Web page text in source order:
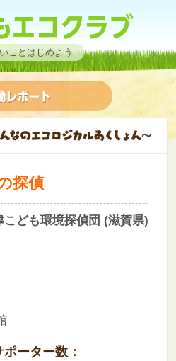
ことはじめよう
探偵
こども環境探偵団 (滋賀県)
ーター数：